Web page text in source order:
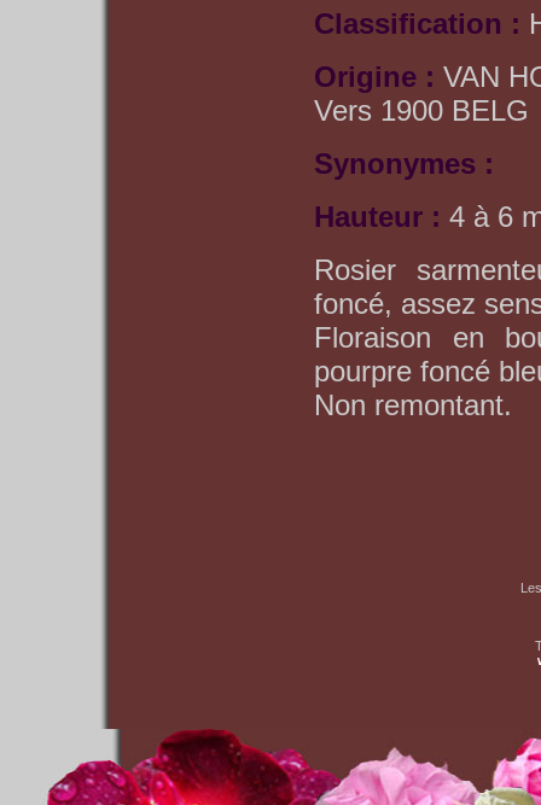
Classification :
Origine : VAN
Vers 1900 BELG
Synonymes :
Hauteur : 4 à 6
Rosier
foncé, assez
Floraison en
pourpre foncé
Non remontant.